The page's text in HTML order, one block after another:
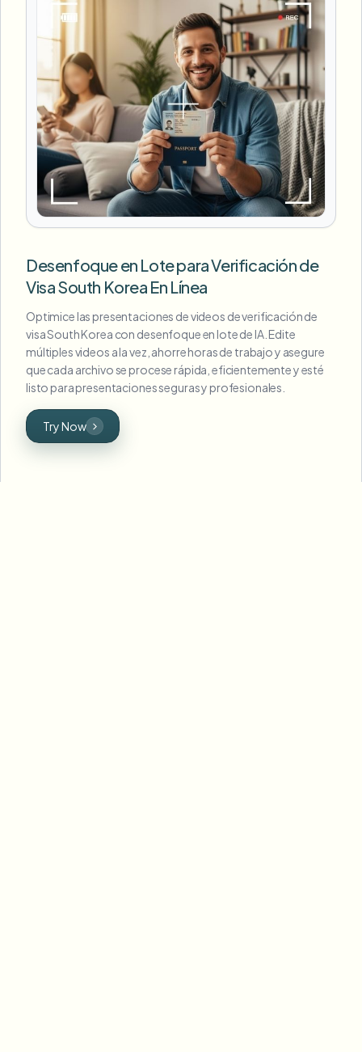
Desenfoque en Lote para Verificación de
Visa South Korea En Línea
Optimice las presentaciones de videos de verificación de
visa South Korea con desenfoque en lote de IA. Edite
múltiples videos a la vez, ahorre horas de trabajo y asegure
que cada archivo se procese rápida, eficientemente y esté
listo para presentaciones seguras y profesionales.
Try Now